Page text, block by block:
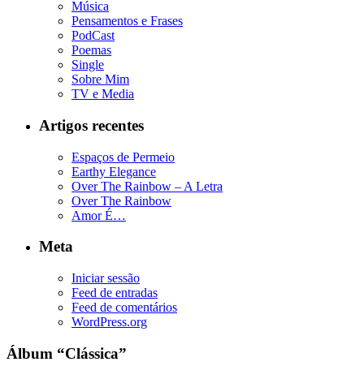
Música
Pensamentos e Frases
PodCast
Poemas
Single
Sobre Mim
TV e Media
Artigos recentes
Espaços de Permeio
Earthy Elegance
Over The Rainbow – A Letra
Over The Rainbow
Amor É…
Meta
Iniciar sessão
Feed de entradas
Feed de comentários
WordPress.org
Álbum “Clássica”